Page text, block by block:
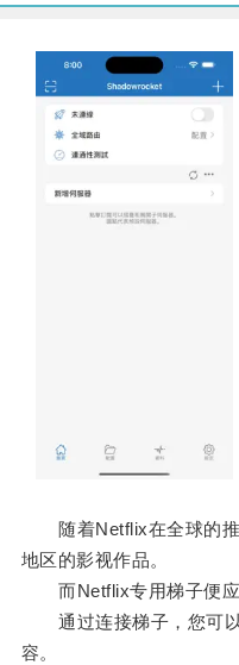
随着Netflix在全球的推
地区的影视作品。
而Netflix专用梯子便应
通过连接梯子，您可以
容。